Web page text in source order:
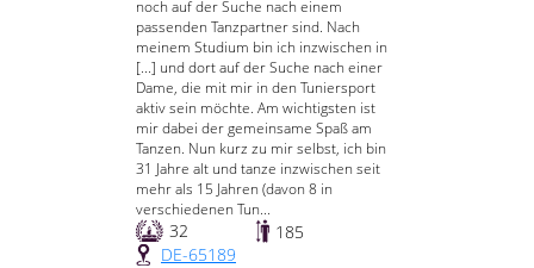
noch auf der Suche nach einem
passenden Tanzpartner sind. Nach
meinem Studium bin ich inzwischen in
[...] und dort auf der Suche nach einer
Dame, die mit mir in den Tuniersport
aktiv sein möchte. Am wichtigsten ist
mir dabei der gemeinsame Spaß am
Tanzen. Nun kurz zu mir selbst, ich bin
31 Jahre alt und tanze inzwischen seit
mehr als 15 Jahren (davon 8 in
verschiedenen Tun...
32
185
DE-65189